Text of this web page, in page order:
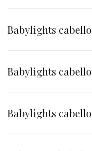
Babylights
Babylights
Babylights